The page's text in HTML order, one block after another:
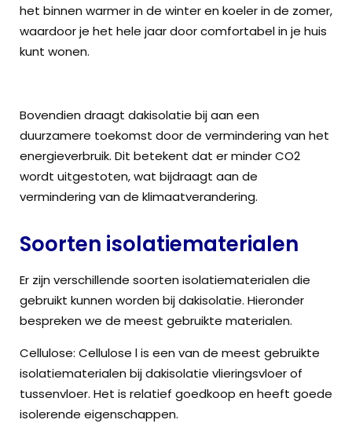
het binnen warmer in de winter en koeler in de zomer,
waardoor je het hele jaar door comfortabel in je huis
kunt wonen.
Bovendien draagt dakisolatie bij aan een
duurzamere toekomst door de vermindering van het
energieverbruik. Dit betekent dat er minder CO2
wordt uitgestoten, wat bijdraagt aan de
vermindering van de klimaatverandering.
Soorten isolatiematerialen
Er zijn verschillende soorten isolatiematerialen die
gebruikt kunnen worden bij dakisolatie. Hieronder
bespreken we de meest gebruikte materialen.
Cellulose: Cellulose l is een van de meest gebruikte
isolatiematerialen bij dakisolatie vlieringsvloer of
tussenvloer. Het is relatief goedkoop en heeft goede
isolerende eigenschappen.